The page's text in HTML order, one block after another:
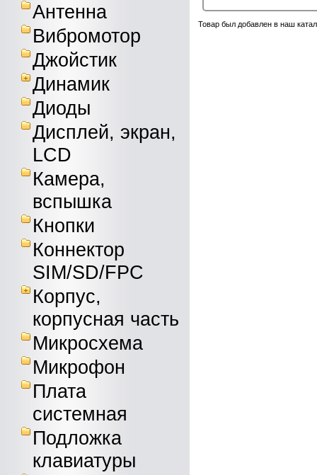
Антенна
Вибромотор
Джойстик
Динамик
Диоды
Дисплей, экран,
LCD
Камера,
вспышка
Кнопки
Коннектор
SIM/SD/FPC
Корпус,
корпусная часть
Микросхема
Микрофон
Плата
системная
Подложка
клавиатуры
Товар был добавлен в наш